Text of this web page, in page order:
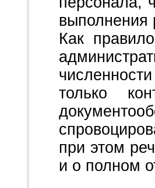
выполнения
Как
только
при этом
и о полном